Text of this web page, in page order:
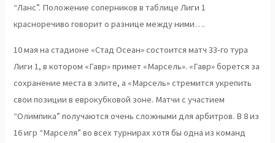
“Ланс”. Положение соперников в таблице Лиги 1
красноречиво говорит о разнице между ними….
10 мая на стадионе «Стад Осеан» состоится матч 33-го тура
Лиги 1, в котором «Гавр» примет «Марсель». «Гавр» борется за
сохранение места в элите, а «Марсель» стремится укрепить
свои позиции в еврокубковой зоне. Матчи с участием
“Олимпика” получаются очень сложными для арбитров. В 8 из
16 игр “Марселя” во всех турнирах хотя бы одна из команд